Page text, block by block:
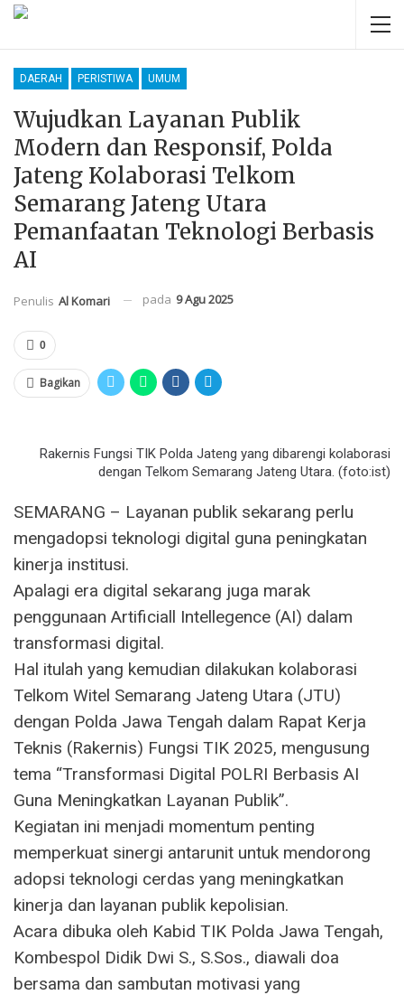
DAERAH PERISTIWA UMUM
Wujudkan Layanan Publik
Modern dan Responsif, Polda
Jateng Kolaborasi Telkom
Semarang Jateng Utara
Pemanfaatan Teknologi Berbasis
AI
Penulis Al Komari pada 9 Agu 2025
0
Bagikan
Rakernis Fungsi TIK Polda Jateng yang dibarengi kolaborasi
dengan Telkom Semarang Jateng Utara. (foto:ist)
SEMARANG – Layanan publik sekarang perlu
mengadopsi teknologi digital guna peningkatan
kinerja institusi.
Apalagi era digital sekarang juga marak
penggunaan Artificiall Intellegence (AI) dalam
transformasi digital.
Hal itulah yang kemudian dilakukan kolaborasi
Telkom Witel Semarang Jateng Utara (JTU)
dengan Polda Jawa Tengah dalam Rapat Kerja
Teknis (Rakernis) Fungsi TIK 2025, mengusung
tema “Transformasi Digital POLRI Berbasis AI
Guna Meningkatkan Layanan Publik”.
Kegiatan ini menjadi momentum penting
memperkuat sinergi antarunit untuk mendorong
adopsi teknologi cerdas yang meningkatkan
kinerja dan layanan publik kepolisian.
Acara dibuka oleh Kabid TIK Polda Jawa Tengah,
Kombespol Didik Dwi S., S.Sos., diawali doa
bersama dan sambutan motivasi yang